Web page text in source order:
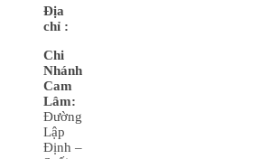
Địa
chỉ :
Chi
Nhánh
Cam
Lâm:
Đường
Lập
Định –